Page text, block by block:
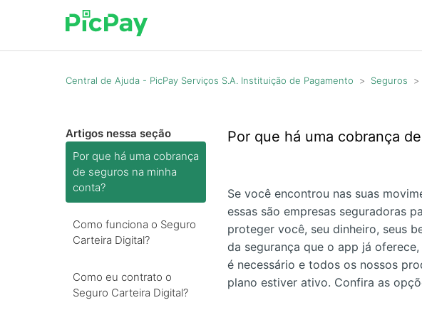
Central de Ajuda - PicPay Serviços S.A. Instituição de Pagamento Seguros
Artigos nessa seção
Por que há uma cobrança
de seguros na minha
conta?
Como funciona o Seguro
Carteira Digital?
Como eu contrato o
Seguro Carteira Digital?
Por que há uma cobrança
Se você encontrou nas suas
essas são empresas seguradoras
proteger você, seu dinheiro, seus
da segurança que o app já
é necessário e todos os nossos
plano estiver ativo. Confira as